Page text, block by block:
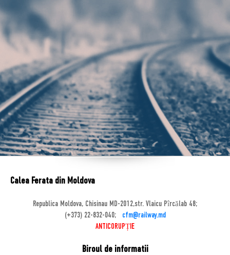
Calea Ferata din Moldova
Republica Moldova, Chisinau MD-2012,str. Vlaicu Pîrcălab 48;
(+373) 22-832-040;
cfm@railway.md
ANTICORUPȚIE
Biroul de informatii